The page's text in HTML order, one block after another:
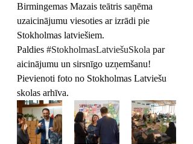
Birmingemas Mazais teātris saņēma
uzaicinājumu viesoties ar izrādi pie
Stokholmas latviešiem.
Paldies #StokholmasLatviešuSkola par
aicinājumu un sirsnīgo uzņemšanu!
Pievienoti foto no Stokholmas Latviešu
skolas arhīva.